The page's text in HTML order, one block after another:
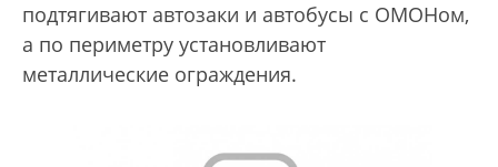
подтягивают автозаки и автобусы с ОМОНом,
а по периметру установливают
металлические ограждения.